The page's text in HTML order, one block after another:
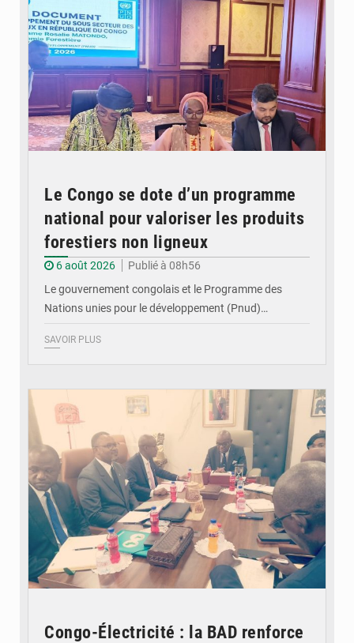
Le Congo se dote d’un programme
national pour valoriser les produits
forestiers non ligneux
6 août 2026
Publié à 08h56
Le gouvernement congolais et le Programme des
Nations unies pour le développement (Pnud)…
SAVOIR PLUS
Congo-Électricité : la BAD renforce